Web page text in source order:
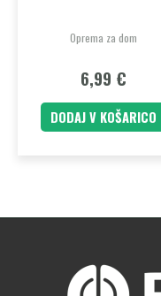
Oprema za dom
6,99 €
DODAJ V KOŠARICO